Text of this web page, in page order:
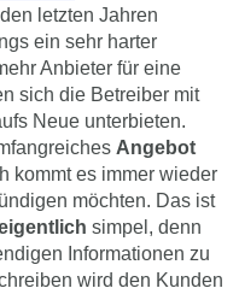
letzten Jahren
ein sehr harter
Anbieter für eine
sich die Betreiber mit
Neue unterbieten.
Angebot
kommt es immer wieder
möchten. Das ist
simpel, denn
Informationen zu
wird den Kunden